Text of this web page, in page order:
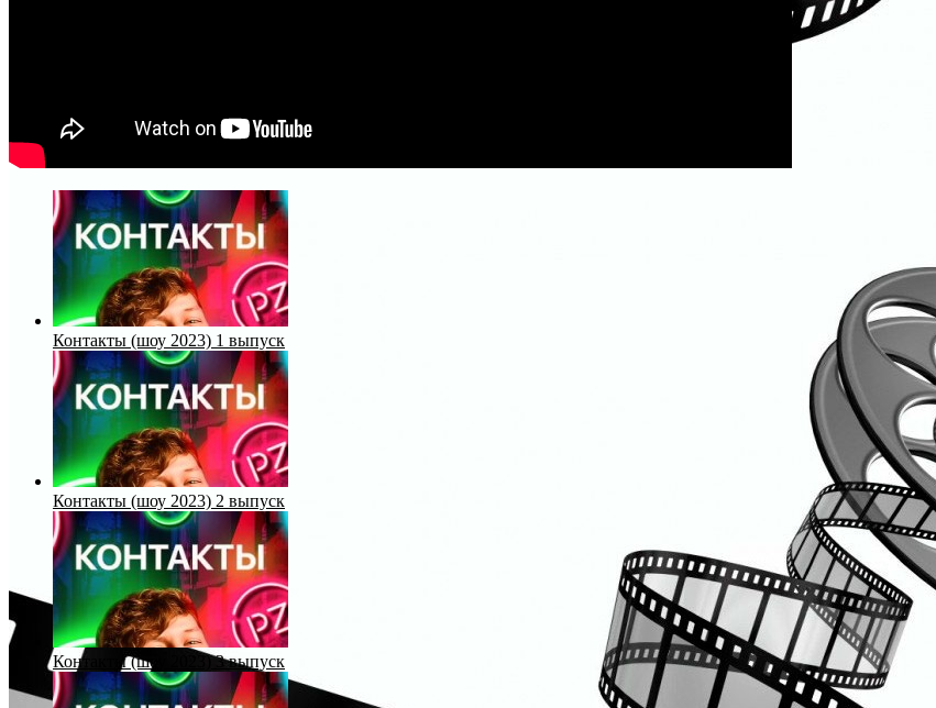
Контакты (шоу 2023) 1 выпуск
Контакты (шоу 2023) 2 выпуск
Контакты (шоу 2023) 3 выпуск